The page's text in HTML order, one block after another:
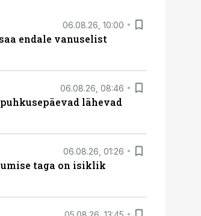
06.08.26, 10:00
endale vanuselist
06.08.26, 08:46
lähevad
06.08.26, 01:26
taga on isiklik